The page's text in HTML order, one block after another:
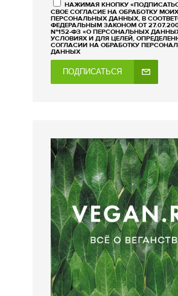
НАЖИМАЯ КНОПКУ
СВОЕ СОГЛАСИЕ НА ОБРАБОТКУ МОИХ
ПЕРСОНАЛЬНЫХ ДАННЫХ, В
ФЕДЕРАЛЬНЫМ ЗАКОНОМ ОТ
№152-ФЗ «О ПЕРСОНАЛЬНЫХ
УСЛОВИЯХ И ДЛЯ ЦЕЛЕЙ,
СОГЛАСИИ НА ОБРАБОТКУ
ДАННЫХ
ПОДПИСАТЬСЯ